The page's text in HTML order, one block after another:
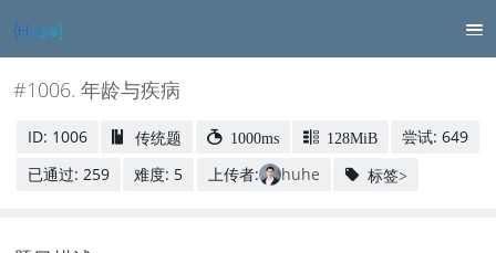
#1006. 年龄与疾病
ID: 1006 传统题 1000ms 128MiB
尝试: 649
已通过: 259
难度: 5 上传者: huhe 标签>